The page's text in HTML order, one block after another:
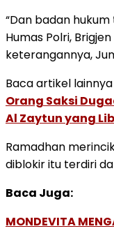
“Dan badan hukum
Humas Polri,
keterangannya,
Baca artikel lainnya
Orang Saksi
Al Zaytun yang
Ramadhan
diblokir itu terdiri
Baca Juga:
MONDEVITA